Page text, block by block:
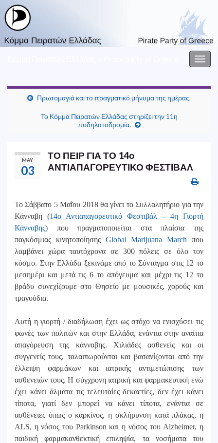
Πρωτομαγιά και το πραγματικό μήνυμα της ημέρας.
Το Κόμμα Πειρατών Ελλάδας στηρίζει την 11η
ποδηλατοδρομία.
MAY
03
ΤΟ ΠΕΙΡ ΓΙΑ ΤΟ 14ο
ΑΝΤΙΑΠΑΓΟΡΕΥΤΙΚΟ ΦΕΣΤΙΒΑΛ
Το Σάββατο 5 Μαΐου 2018 θα γίνει το Συλλαλητήριο για την
Κάνναβη (14ο Αντιαπαγορευτικό Φεστιβάλ – 4η Γιορτή
Κάνναβης) που πραγματοποιείται στα πλαίσια της
παγκόσμιας κινητοποίησης Global Marijuana March που
λαμβάνει χώρα ταυτόχρονα σε 300 πόλεις σε όλο τον
κόσμο. Στην Ελλάδα ξεκινάμε από το Σύνταγμα στις 12 το
μεσημέρι και μετά τις 6 το απόγευμα και μέχρι τις 12 το
βράδυ συνεχίζουμε στο Θησείο με μουσικές, χορούς και
τραγούδια.
Αυτή η γιορτή / διαδήλωση έχει ως στόχο να ενισχύσει τις
φωνές των πολιτών και στην Ελλάδα, ενάντια στην αναίτια
απαγόρευση της κάνναβης. Χιλιάδες ασθενείς και οι
συγγενείς τους, ταλαιπωρούνται και βασανίζονται από την
έλλειψη φαρμάκων και ιατρικής αντιμετώπισης των
ασθενειών τους. Η σύγχρονη ιατρική και φαρμακευτική ενώ
έχει κάνει άλματα τις τελευταίες δεκαετίες, δεν έχει κάνει
τίποτα, γιατί δεν μπορεί να κάνει τίποτα, ενάντια σε
ασθένειες όπως ο καρκίνος, η σκλήρυνση κατά πλάκας, η
ALS, η νόσος του Parkinson και η νόσος του Alzheimer, η
παιδική φαρμακανθεκτική επιληψία, τα νοσήματα του